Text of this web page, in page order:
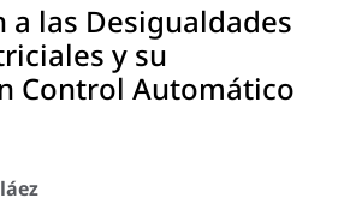
las Desigualdades
y su
Control Automático